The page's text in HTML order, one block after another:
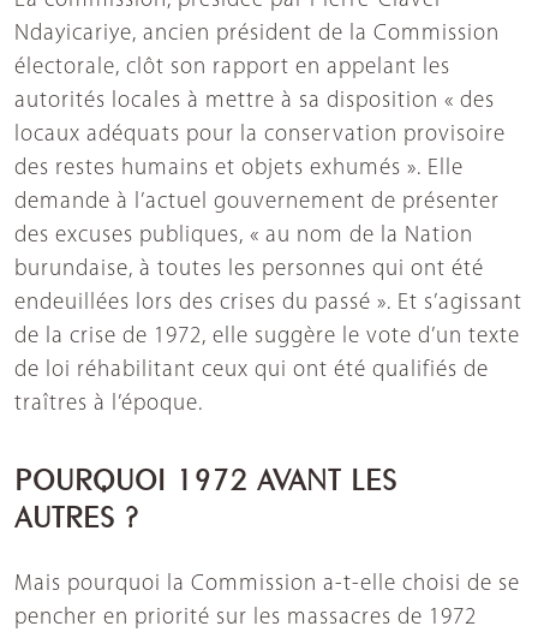
Ndayicariye, ancien président de la Commission
électorale, clôt son rapport en appelant les
autorités locales à mettre à sa disposition « des
locaux adéquats pour la conservation provisoire
des restes humains et objets exhumés ». Elle
demande à l’actuel gouvernement de présenter
des excuses publiques, « au nom de la Nation
burundaise, à toutes les personnes qui ont été
endeuillées lors des crises du passé ». Et s’agissant
de la crise de 1972, elle suggère le vote d’un texte
de loi réhabilitant ceux qui ont été qualifiés de
traîtres à l’époque.
POURQUOI 1972 AVANT LES
AUTRES ?
Mais pourquoi la Commission a-t-elle choisi de se
pencher en priorité sur les massacres de 1972